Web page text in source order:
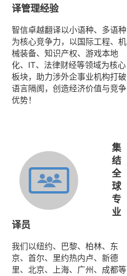
译管理经验
智信卓越翻译以小语种、多语种
为核心竞争力，以国际工程、机
械装备、知识产权、游戏本地
化、IT、法律财经等领域为核心
板块，助力涉外企事业机构打破
语言隔阂，创造经济价值与竞争
优势！
集
结
全
球
专
业
译员
我们以纽约、巴黎、柏林、东
京、首尔、里约热内卢、新德
里、北京、上海、广州、成都等